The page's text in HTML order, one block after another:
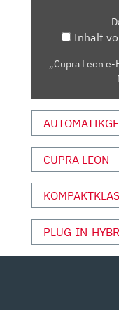
FAHRBERICHT
MOTOR
PREIS
VON
YOUTUBE
ANZEIGEN
Inhalt
„Cupra Leon
CUPRA LEON
PLUG-IN-